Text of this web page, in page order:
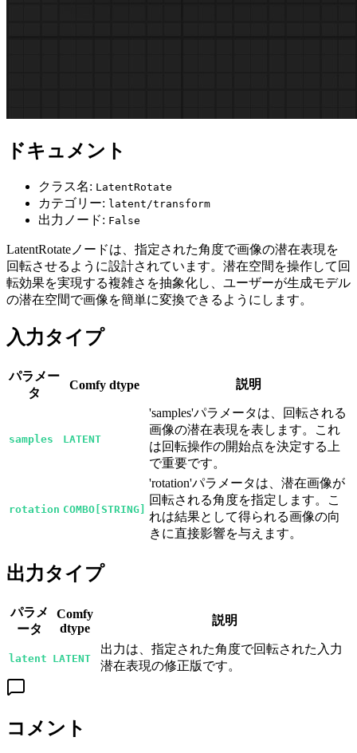
ドキュメント
クラス名: LatentRotate
カテゴリー: latent/transform
出力ノード: False
LatentRotateノードは、指定された角度で画像の潜在表現を
回転させるように設計されています。潜在空間を操作して回
転効果を実現する複雑さを抽象化し、ユーザーが生成モデル
の潜在空間で画像を簡単に変換できるようにします。
入力タイプ
パラメー
タ
Comfy dtype 説明
samples LATENT
'samples'パラメータは、回転される
画像の潜在表現を表します。これ
は回転操作の開始点を決定する上
で重要です。
rotation COMBO[STRING]
'rotation'パラメータは、潜在画像が
回転される角度を指定します。こ
れは結果として得られる画像の向
きに直接影響を与えます。
出力タイプ
パラメ
ータ
Comfy
dtype
説明
latent LATENT
出力は、指定された角度で回転された入力
潜在表現の修正版です。
コメント